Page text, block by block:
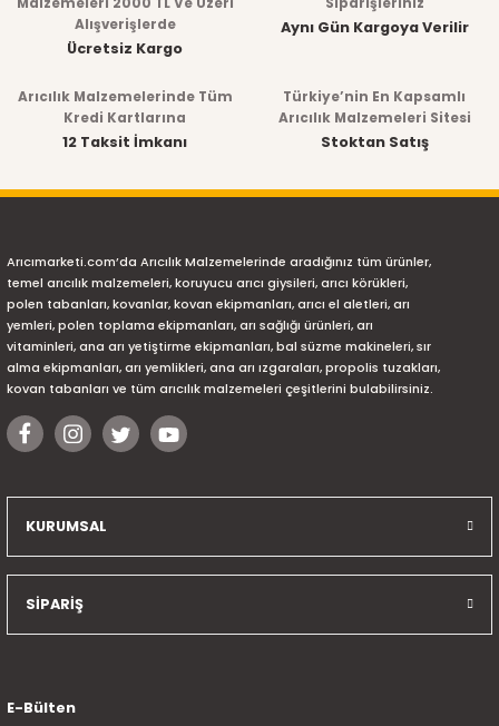
Alışverişlerde
Ücretsiz Kargo
Aynı Gün Kargoya Verilir
Arıcılık Malzemelerinde Tüm
Kredi Kartlarına
12 Taksit İmkanı
Türkiye’nin En Kapsamlı
Arıcılık Malzemeleri Sitesi
Stoktan Satış
Arıcımarketi.com’da Arıcılık Malzemelerinde aradığınız tüm ürünler,
temel arıcılık malzemeleri, koruyucu arıcı giysileri, arıcı körükleri,
polen tabanları, kovanlar, kovan ekipmanları, arıcı el aletleri, arı
yemleri, polen toplama ekipmanları, arı sağlığı ürünleri, arı
vitaminleri, ana arı yetiştirme ekipmanları, bal süzme makineleri, sır
alma ekipmanları, arı yemlikleri, ana arı ızgaraları, propolis tuzakları,
kovan tabanları ve tüm arıcılık malzemeleri çeşitlerini bulabilirsiniz.
KURUMSAL
SİPARİŞ
E-Bülten